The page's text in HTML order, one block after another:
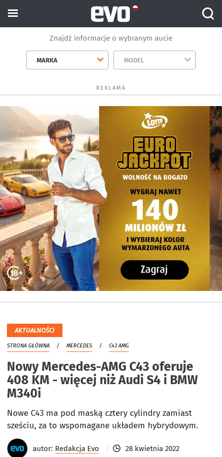
Znajdź informacje o wybranym aucie
MARKA MODEL
REKLAMA
AKTUALNOŚCI
STRONA GŁÓWNA MERCEDES C43 AMG
Nowy Mercedes-AMG C43 oferuje
408 KM - więcej niż Audi S4 i BMW
M340i
Nowe C43 ma pod maską cztery cylindry zamiast
sześciu, za to wspomagane układem hybrydowym.
autor: Redakcja Evo 28 kwietnia 2022